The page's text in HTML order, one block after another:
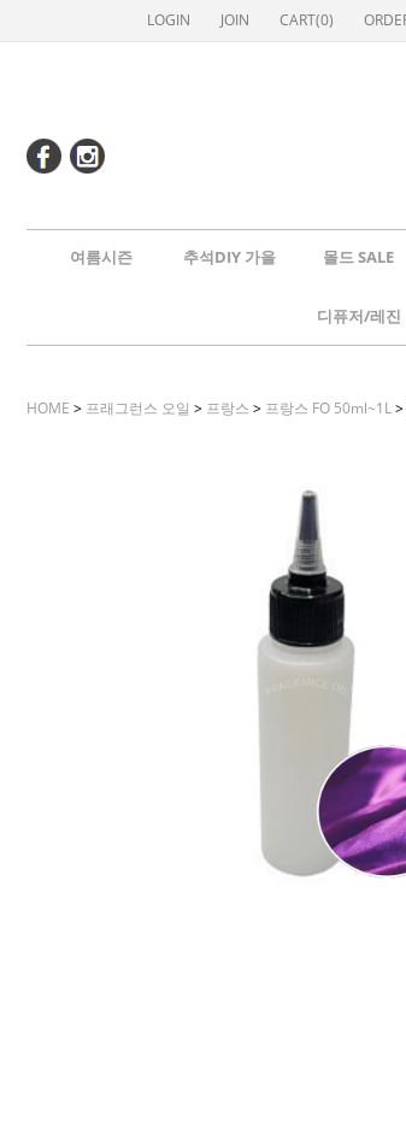
LOGIN JOIN CART(0)
여름시즌 추석DIY 가을 몰드 SALE
디퓨저/레진
HOME > 프래그런스 오일 > 프랑스 > 프랑스 FO 50ml~1L